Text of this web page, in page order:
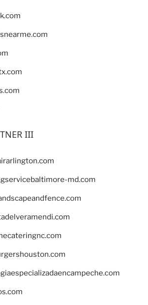
III
md.com